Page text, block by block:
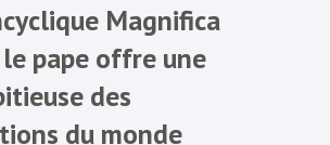
Magnifica
pape offre une
des
du monde